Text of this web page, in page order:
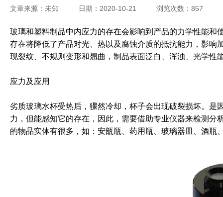
文章来源：未知 日期：2020-10-21 浏览次数： 857
玻璃和塑料制品中内应力的存在会影响到产品的力学性能和
存在将降低了产品对光、热以及腐蚀介质的抵抗能力，影响
现裂纹、不规则变形和翘曲，制品表面泛白、浑浊、光学性
应力及应用
劣质玻璃水杯受热后，骤然冷却，杯子会出现破裂损坏。是
力，但能感知它的存在，因此，需要借助专业仪器来检测
的物品实体有很多，如：安瓿瓶、药用瓶、玻璃器皿、酒瓶